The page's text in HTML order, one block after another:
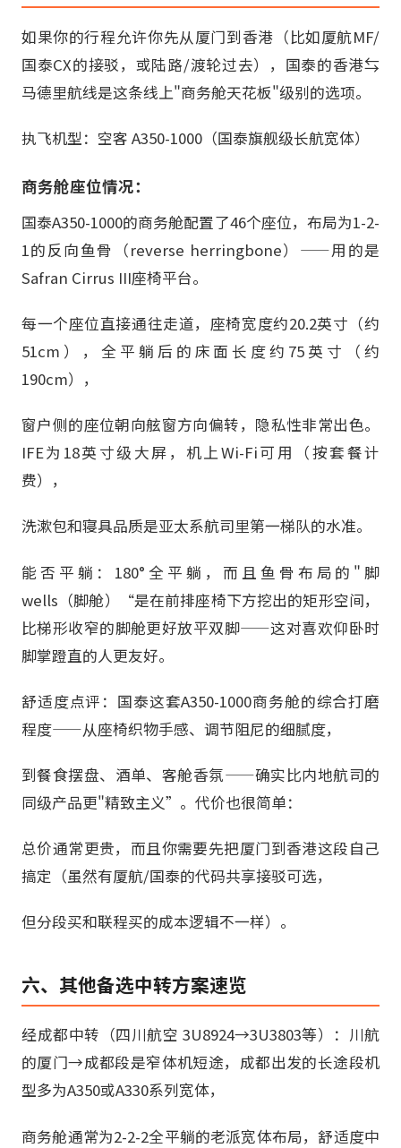
如果你的行程允许你先从厦门到香港（比如厦航MF/
国泰CX的接驳，或陆路/渡轮过去），国泰的香港⇆
马德里航线是这条线上"商务舱天花板"级别的选项。
执飞机型：空客 A350-1000（国泰旗舰级长航宽体）
商务舱座位情况：
国泰A350-1000的商务舱配置了46个座位，布局为1-2-
1的反向鱼骨（reverse herringbone）——用的是
Safran Cirrus III座椅平台。
每一个座位直接通往走道，座椅宽度约20.2英寸（约
51cm），全平躺后的床面长度约75英寸（约
190cm），
窗户侧的座位朝向舷窗方向偏转，隐私性非常出色。
IFE为18英寸级大屏，机上Wi-Fi可用（按套餐计
费），
洗漱包和寝具品质是亚太系航司里第一梯队的水准。
能否平躺：180°全平躺，而且鱼骨布局的"脚
wells（脚舱）“是在前排座椅下方挖出的矩形空间，
比梯形收窄的脚舱更好放平双脚——这对喜欢仰卧时
脚掌蹬直的人更友好。
舒适度点评：国泰这套A350-1000商务舱的综合打磨
程度——从座椅织物手感、调节阻尼的细腻度，
到餐食摆盘、酒单、客舱香氛——确实比内地航司的
同级产品更"精致主义”。代价也很简单：
总价通常更贵，而且你需要先把厦门到香港这段自己
搞定（虽然有厦航/国泰的代码共享接驳可选，
但分段买和联程买的成本逻辑不一样）。
六、其他备选中转方案速览
经成都中转（四川航空 3U8924→3U3803等）：川航
的厦门→成都段是窄体机短途，成都出发的长途段机
型多为A350或A330系列宽体，
商务舱通常为2-2-2全平躺的老派宽体布局，舒适度中